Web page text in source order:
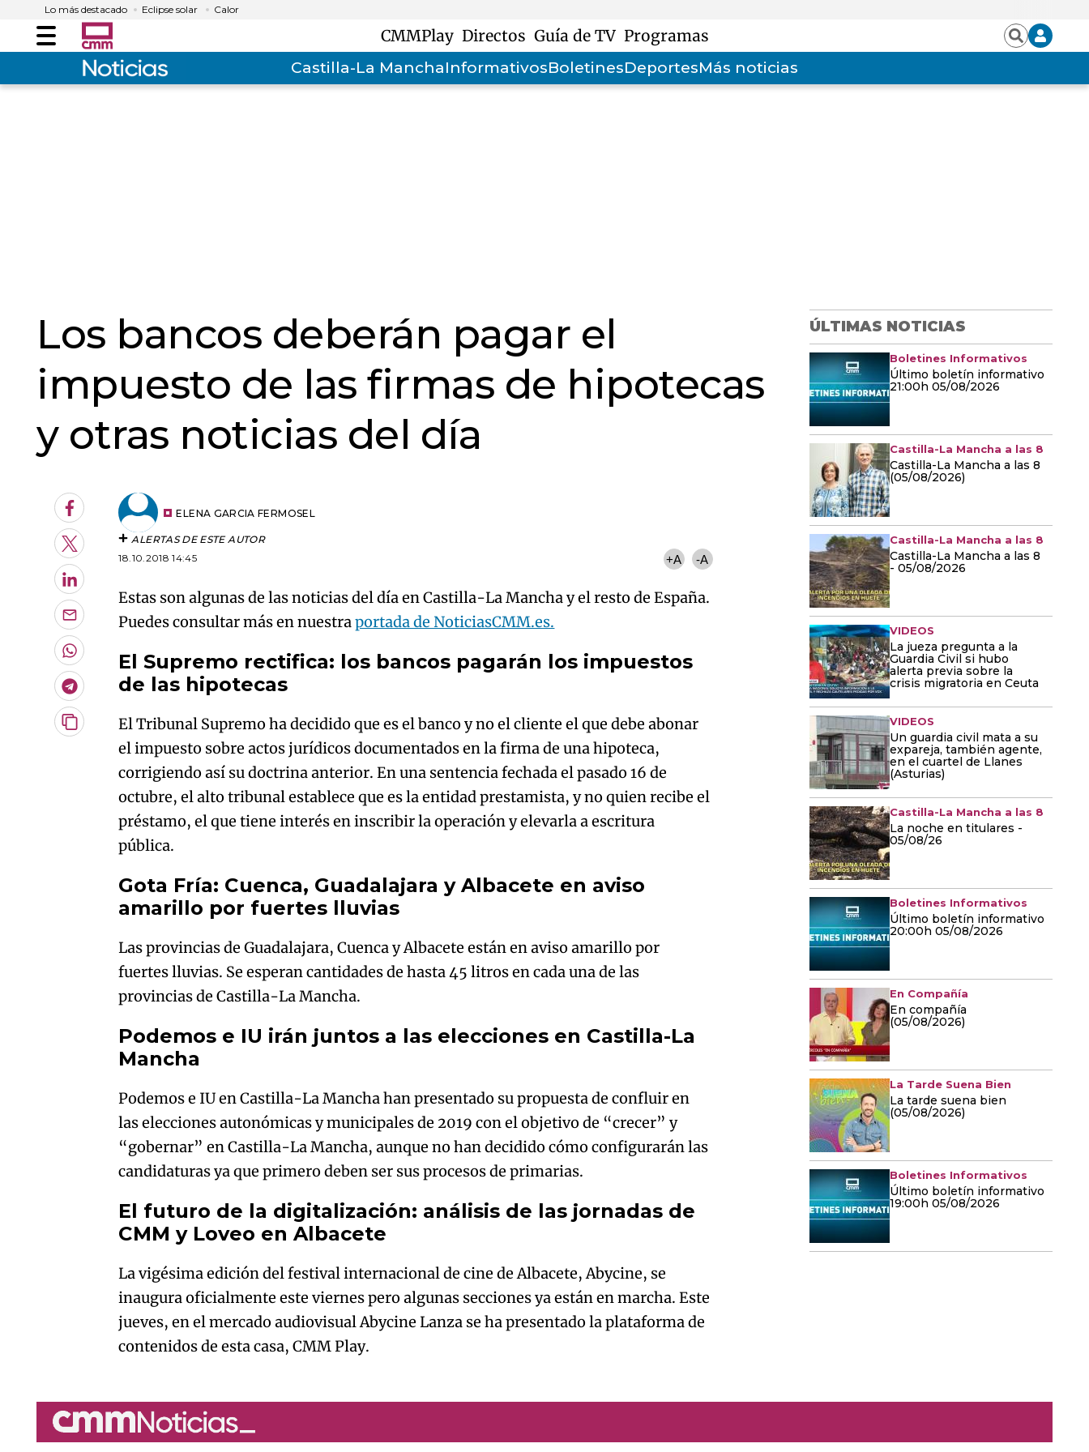
Lo más destacado Eclipse solar Calor
Menú CMMPlay Directos Guía de TV Programas BuscarIniciar
sesión
Castilla-La ManchaInformativosBoletinesDeportesMás noticias
Los bancos deberán pagar el
impuesto de las firmas de hipotecas
y otras noticias del día
Facebook
Twitter
LinkedIn
Enviar
por
Email
Whatsapp
Telegram
Copiar
artículo
ELENA GARCIA FERMOSEL
ALERTAS DE ESTE AUTOR
18.10.2018 14:45
+A -A
Estas son algunas de las noticias del día en Castilla-La Mancha y el resto de España.
Puedes consultar más en nuestraportada de NoticiasCMM.es.
El Supremo rectifica: los bancos pagarán los impuestos
de las hipotecas
El Tribunal Supremo ha decidido que es el banco y no el cliente el que debe abonar
el impuesto sobre actos jurídicos documentados en la firma de una hipoteca,
corrigiendo así su doctrina anterior. En una sentencia fechada el pasado 16 de
octubre, el alto tribunal establece que es la entidad prestamista, y no quien recibe el
préstamo, el que tiene interés en inscribir la operación y elevarla a escritura
pública.
Gota Fría: Cuenca, Guadalajara y Albacete en aviso
amarillo por fuertes lluvias
Las provincias de Guadalajara, Cuenca y Albacete están en aviso amarillo por
fuertes lluvias. Se esperan cantidades de hasta 45 litros en cada una de las
provincias de Castilla-La Mancha.
Podemos e IU irán juntos a las elecciones en Castilla-La
Mancha
Podemos e IU en Castilla-La Mancha han presentado su propuesta de confluir en
las elecciones autonómicas y municipales de 2019 con el objetivo de “crecer” y
“gobernar” en Castilla-La Mancha, aunque no han decidido cómo configurarán las
candidaturas ya que primero deben ser sus procesos de primarias.
El futuro de la digitalización: análisis de las jornadas de
CMM y Loveo en Albacete
La vigésima edición del festival internacional de cine de Albacete, Abycine, se
inaugura oficialmente este viernes pero algunas secciones ya están en marcha. Este
jueves, en el mercado audiovisual Abycine Lanza se ha presentado la plataforma de
contenidos de esta casa, CMM Play.
ÚLTIMAS NOTICIAS
Boletines Informativos
Último boletín informativo
21:00h 05/08/2026
Castilla-La Mancha a las 8
Castilla-La Mancha a las 8
(05/08/2026)
Castilla-La Mancha a las 8
Castilla-La Mancha a las 8
- 05/08/2026
VIDEOS
La jueza pregunta a la
Guardia Civil si hubo
alerta previa sobre la
crisis migratoria en Ceuta
VIDEOS
Un guardia civil mata a su
expareja, también agente,
en el cuartel de Llanes
(Asturias)
Castilla-La Mancha a las 8
La noche en titulares -
05/08/26
Boletines Informativos
Último boletín informativo
20:00h 05/08/2026
En Compañía
En compañía
(05/08/2026)
La Tarde Suena Bien
La tarde suena bien
(05/08/2026)
Boletines Informativos
Último boletín informativo
19:00h 05/08/2026